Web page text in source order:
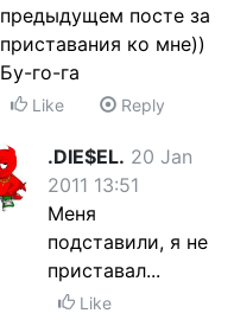
предыдущем посте за
приставания ко мне))
Бу-го-га
Like Reply
.DIE$EL. 20 Jan
2011 13:51
Меня
подставили, я не
приставал...
Like